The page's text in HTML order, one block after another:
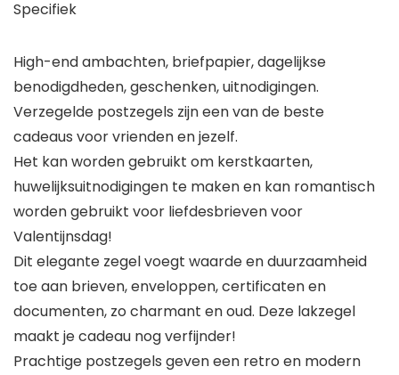
Specifiek
High-end ambachten, briefpapier, dagelijkse
benodigdheden, geschenken, uitnodigingen.
Verzegelde postzegels zijn een van de beste
cadeaus voor vrienden en jezelf.
Het kan worden gebruikt om kerstkaarten,
huwelijksuitnodigingen te maken en kan romantisch
worden gebruikt voor liefdesbrieven voor
Valentijnsdag!
Dit elegante zegel voegt waarde en duurzaamheid
toe aan brieven, enveloppen, certificaten en
documenten, zo charmant en oud. Deze lakzegel
maakt je cadeau nog verfijnder!
Prachtige postzegels geven een retro en modern